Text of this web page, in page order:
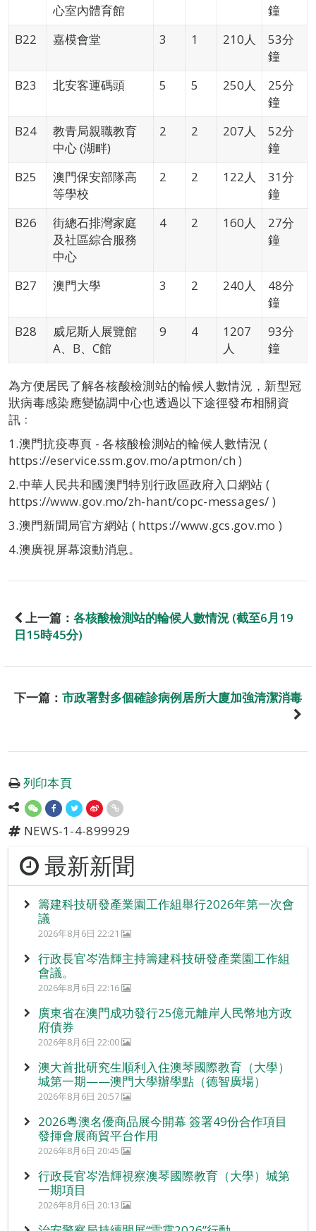
心室內體育館
鐘
B22
嘉模會堂 3 1 210人
53分
鐘
B23
北安客運碼頭 5 5 250人
25分
鐘
B24
教青局親職教育
中心 (湖畔)
2 2 207人
52分
鐘
B25
澳門保安部隊高
等學校
2 2 122人
31分
鐘
B26
街總石排灣家庭
及社區綜合服務
中心
4 2 160人
27分
鐘
B27 澳門大學 3 2 240人
48分
鐘
B28
威尼斯人展覽館
A、B、C館
9 4
1207
人
93分
鐘
為方便居民了解各核酸檢測站的輪候人數情況，新型冠
狀病毒感染應變協調中心也透過以下途徑發布相關資
訊﹕
1.澳門抗疫專頁 - 各核酸檢測站的輪候人數情況 (
https://eservice.ssm.gov.mo/aptmon/ch )
2.中華人民共和國澳門特別行政區政府入口網站 (
https://www.gov.mo/zh-hant/copc-messages/ )
3.澳門新聞局官方網站 ( https://www.gcs.gov.mo )
4.澳廣視屏幕滾動消息。
上一篇： 各核酸檢測站的輪候人數情況 (截至6月19
日15時45分)
下一篇： 市政署對多個確診病例居所大廈加強清潔消毒
列印本頁
NEWS-1-4-899929
最新新聞
籌建科技研發產業園工作組舉行2026年第一次會
議
2026年8月6日 22:21
行政長官岑浩輝主持籌建科技研發產業園工作組
會議。
2026年8月6日 22:16
廣東省在澳門成功發行25億元離岸人民幣地方政
府債券
2026年8月6日 22:00
澳大首批研究生順利入住澳琴國際教育（大學）
城第一期——澳門大學辦學點（德智廣場）
2026年8月6日 20:57
2026粵澳名優商品展今開幕 簽署49份合作項目
發揮會展商貿平台作用
2026年8月6日 20:45
行政長官岑浩輝視察澳琴國際教育（大學）城第
一期項目
2026年8月6日 20:13